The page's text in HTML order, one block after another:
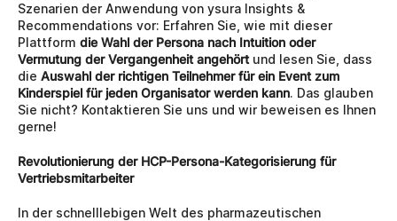
Szenarien der Anwendung von ysura Insights &
Recommendations vor: Erfahren Sie, wie mit dieser
Plattform die Wahl der Persona nach Intuition oder
Vermutung der Vergangenheit angehört und lesen Sie, dass
die Auswahl der richtigen Teilnehmer für ein Event zum
Kinderspiel für jeden Organisator werden kann. Das glauben
Sie nicht? Kontaktieren Sie uns und wir beweisen es Ihnen
gerne!
Revolutionierung der HCP-Persona-Kategorisierung für
Vertriebsmitarbeiter
In der schnelllebigen Welt des pharmazeutischen